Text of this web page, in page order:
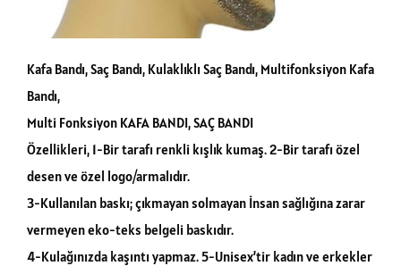
Kafa Bandı, Saç Bandı, Kulaklıklı Saç Bandı, Multifonksiyon Kafa
Bandı,
Multi Fonksiyon KAFA BANDI, SAÇ BANDI
Özellikleri, 1-Bir tarafı renkli kışlık kumaş. 2-Bir tarafı özel
desen ve özel logo/armalıdır.
3-Kullanılan baskı; çıkmayan solmayan İnsan sağlığına zarar
vermeyen eko-teks belgeli baskıdır.
4-Kulağınızda kaşıntı yapmaz. 5-Unisex’tir kadın ve erkekler